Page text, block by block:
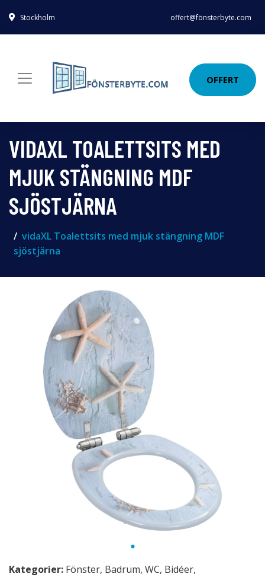
Stockholm offert@fönsterbyte.com
OFFERT
VIDAXL TOALETTSITS MED
MJUK STÄNGNING MDF
SJÖSTJÄRNA
vidaXL Toalettsits med mjuk stängning MDF
sjöstjärna
Kategorier: Fönster, Badrum, WC, Bidéer,